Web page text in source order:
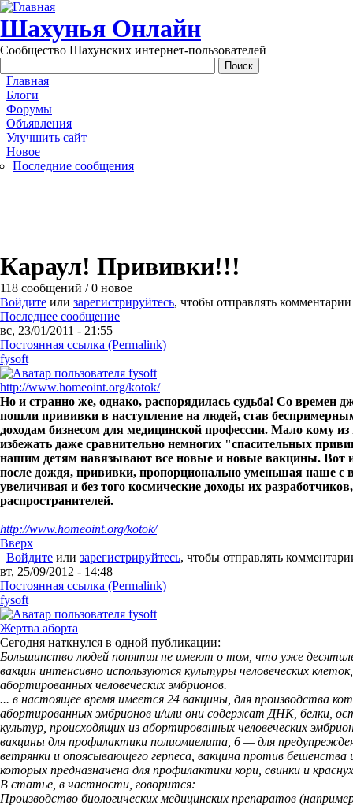
Перейти к основному содержанию
Шахунья Онлайн
Сообщество Шахунских интернет-пользователей
Main menu
Главная
Блоги
Форумы
Объявления
Улучшить сайт
Новое
Последние сообщения
Караул! Прививки!!!
118 сообщений / 0 новое
Войдите или зарегистрируйтесь, чтобы отправлять комментарии
Последнее сообщение
вс, 23/01/2011 - 21:55
Постоянная ссылка (Permalink)
fysoft
http://www.homeoint.org/kotok/
Но и странно же, однако, распорядилась судьба! Со времен
пошли прививки в наступление на людей, став
доходам бизнесом для медицинской профессии. Мало кому из
избежать даже сравнительно немногих "спасительных
нашим детям навязывают все новые и новые вакцины. Вот
после дождя, прививки, пропорционально уменьшая наше с
увеличивая и без того космические доходы их
распространителей.
http://www.homeoint.org/kotok/
Вверх
Войдите или зарегистрируйтесь, чтобы отправлять
вт, 25/09/2012 - 14:48
Постоянная ссылка (Permalink)
fysoft
Жертва аборта
Сегодня наткнулся в одной публикации:
Большинство людей понятия не имеют о том, что уже
вакцин интенсивно используются культуры человеческих
абортированных человеческих эмбрионов.
... в настоящее время имеется 24 вакцины, для производства
абортированных эмбрионов и/или они содержат ДНК, белки,
культур, происходящих из абортированных человеческих
вакцины для профилактики полиомиелита, 6 — для
ветрянки и опоясывающего герпеса, вакцина против бешенства
которых предназначена для профилактики кори, свинки и
В статье, в частности, говорится:
Производство биологических медицинских препаратов